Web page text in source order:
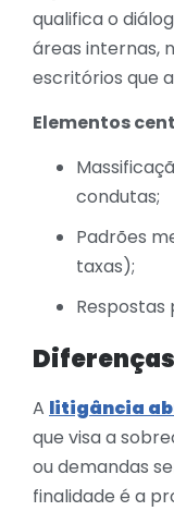
qualifica o
áreas internas,
escritórios que
Elementos
condutas;
Padrões
taxas);
A litigância
que visa a
ou demandas
finalidade é a